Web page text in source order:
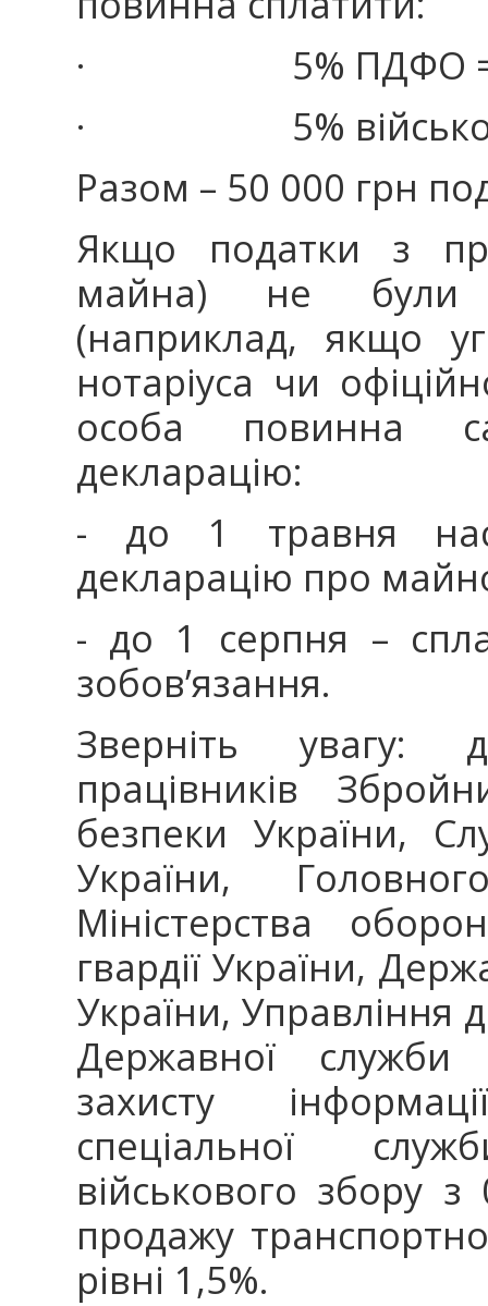
· 5% ПДФО =
· 5%
Разом – 50 000 грн
Якщо податки з
майна) не були
(наприклад, якщо
нотаріуса чи
особа повинна
декларацію:
- до 1 травня
декларацію про
- до 1 серпня –
зобов’язання.
Зверніть увагу:
працівників
безпеки України,
України,
Міністерства
гвардії України,
України, Управління
Державної служби
захисту
спеціальної
військового збору
продажу
рівні 1,5%.